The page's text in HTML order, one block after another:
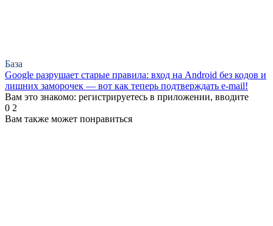
База
Google разрушает старые правила: вход на Android без кодов и
лишних заморочек — вот как теперь подтверждать e-mail!
Вам это знакомо: регистрируетесь в приложении, вводите
0 2
Вам также может понравиться